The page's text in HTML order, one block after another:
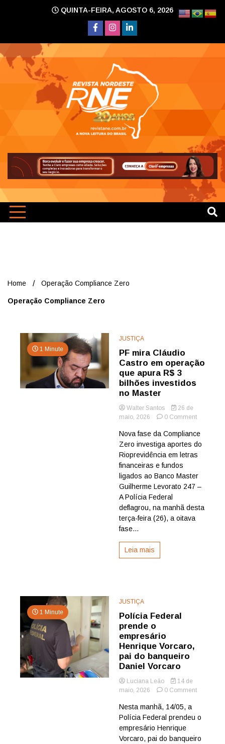
QUINTA-FEIRA, AGOSTO 6, 2026
Home Operação Compliance Zero
Operação Compliance Zero
1 Minute
JUSTIÇA
PF mira Cláudio
Castro em operação
que apura R$ 3
bilhões investidos
no Master
Walter Santos
26 de
maio, 2026
0 Commenton
mira
Cláudio
Castro
que
apura
3
Nova fase da Compliance
Zero investiga aportes do
Rioprevidência em letras
financeiras e fundos
ligados ao Banco Master
Guilherme Levorato 247 –
A Polícia Federal
deflagrou, na manhã desta
terça-feira (26), a oitava
fase...
Leia mais
1 Minute
JUSTIÇA
Polícia Federal
prende o
empresário
Henrique Vorcaro,
pai do banqueiro
Daniel Vorcaro
Luciana Leão
14 de
maio, 2026
0 Commenton
prende
Nesta manhã, 14/05, a
Polícia Federal prendeu o
empresário Henrique
Vorcaro, pai do banqueiro